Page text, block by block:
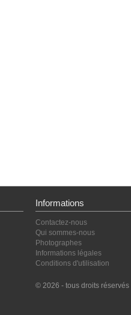
Informations
Contactez-nous
Qui sommes-nous
Photographes
Informations légales
Conditions d'utilisation
© 2026 - tous droits réservés